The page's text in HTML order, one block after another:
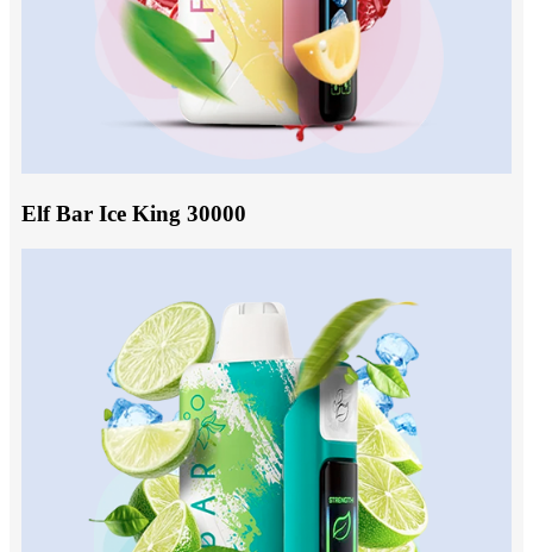
Elf Bar Ice King 30000